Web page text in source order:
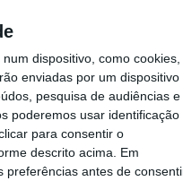
dispositivo, como cookies,
enviadas por um dispositivo
pesquisa de audiências e
poderemos usar identificação
para consentir o
descrito acima. Em
preferências antes de